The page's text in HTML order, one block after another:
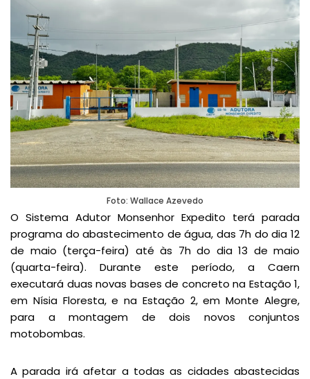
Foto: Wallace Azevedo
O Sistema Adutor Monsenhor Expedito terá parada
programa do abastecimento de água, das 7h do dia 12
de maio (terça-feira) até às 7h do dia 13 de maio
(quarta-feira). Durante este período, a Caern
executará duas novas bases de concreto na Estação 1,
em Nísia Floresta, e na Estação 2, em Monte Alegre,
para a montagem de dois novos conjuntos
motobombas.
A parada irá afetar a todas as cidades abastecidas